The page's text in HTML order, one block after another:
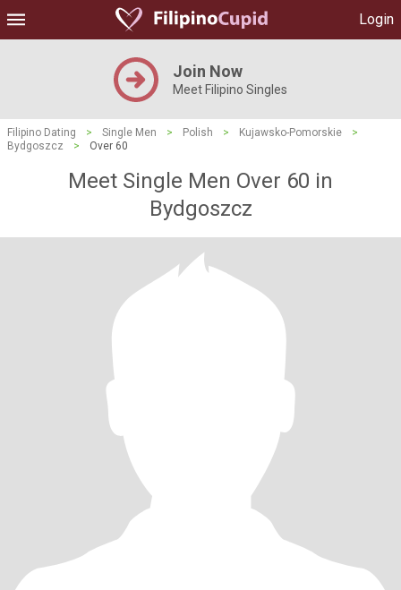
Login
Join Now
Meet Filipino Singles
Filipino Dating > Single Men > Polish > Kujawsko-Pomorskie
>
Bydgoszcz
> Over 60
Meet Single Men Over 60 in
Bydgoszcz